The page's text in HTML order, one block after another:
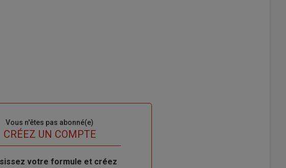
Vous n'êtes pas abonné(e)
CRÉEZ UN COMPTE
votre formule et créez